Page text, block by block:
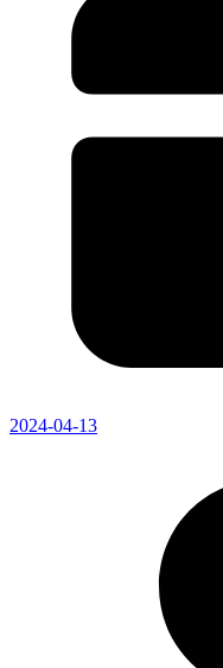
2024-04-13